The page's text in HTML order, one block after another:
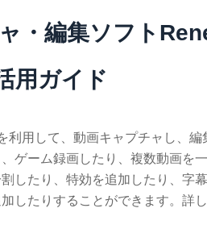
・編集ソフト
用ガイド
利用して、動画キャプチャし、編
ゲーム録画したり、複数動画を
したり、特効を追加したり、字
したりすることができます。詳